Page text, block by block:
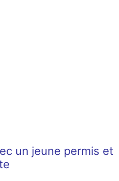
un jeune permis et